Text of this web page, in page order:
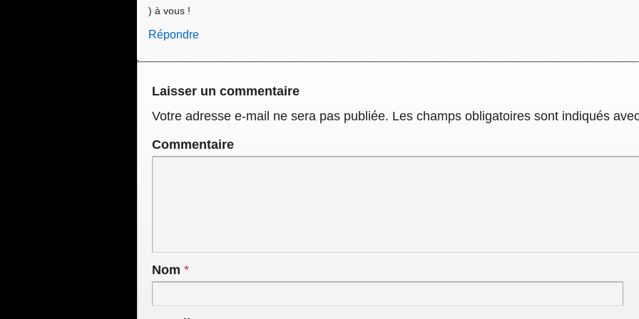
) à vous !
Répondre
Laisser un commentaire
Votre adresse e-mail ne sera pas publiée. Les champs obligatoires sont indiqués
Commentaire
Nom *